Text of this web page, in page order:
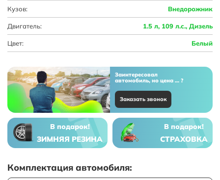
Кузов: Внедорожник
Двигатель: 1.5 л, 109 л.с., Дизель
Цвет: Белый
Заинтересовал
автомобиль, но цена ... ?
Заказать звонок
В подарок!
ЗИМНЯЯ РЕЗИНА
В подарок!
СТРАХОВКА
Комплектация автомобиля: